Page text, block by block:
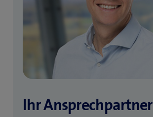
Ihr Ansprechpartner